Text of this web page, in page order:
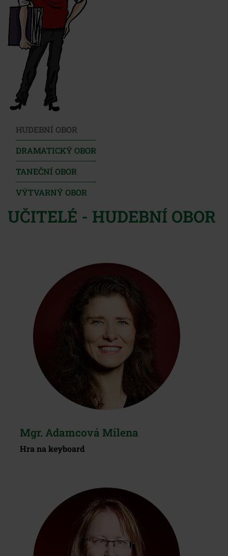
HUDEBNÍ OBOR
DRAMATICKÝ OBOR
TANEČNÍ OBOR
VÝTVARNÝ OBOR
UČITELÉ - HUDEBNÍ OBOR
Mgr. Adamcová Milena
Hra na keyboard